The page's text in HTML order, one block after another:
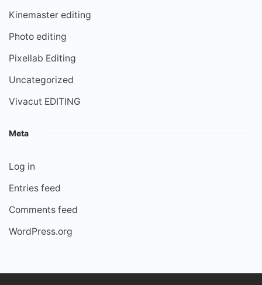
Kinemaster editing
Photo editing
Pixellab Editing
Uncategorized
Vivacut EDITING
Meta
Log in
Entries feed
Comments feed
WordPress.org